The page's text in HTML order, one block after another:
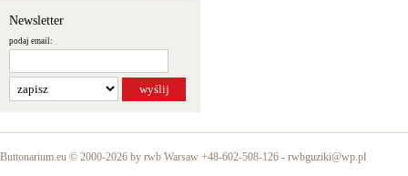
Newsletter
podaj email:
Buttonarium.eu © 2000-2026 by rwb Warsaw +48-602-508-126 - rwbguziki@wp.pl